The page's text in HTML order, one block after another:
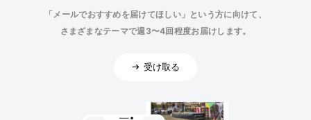
「メールでおすすめを届けてほしい」という方に向けて、
さまざまなテーマで週3〜4回程度お届けします。
受け取る